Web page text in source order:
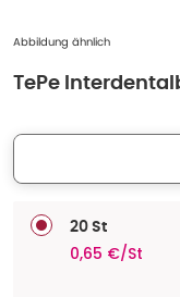
Abbildung ähnlich
TePe
20 St
0,65 €/St